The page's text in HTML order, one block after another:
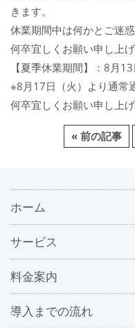
きます。
休業期間中は何かとご迷
何卒宜しくお願い申し上げ
【夏季休業期間】：8月
※8月17日（火）より通常
何卒宜しくお願い申し上げ
« 前の記事
ホーム
サービス
料金案内
導入までの流れ